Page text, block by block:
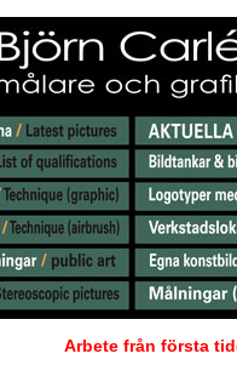
Arbete från första